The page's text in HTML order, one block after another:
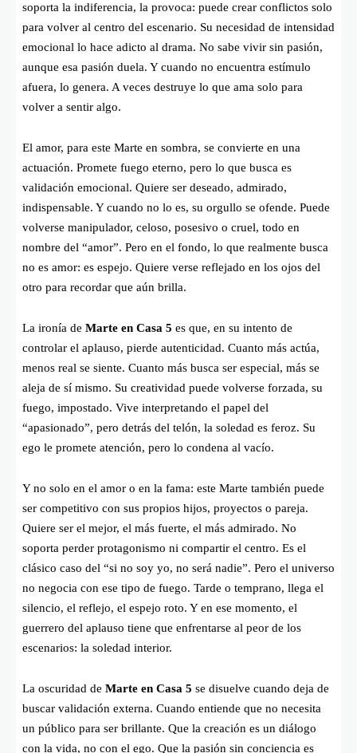
soporta la indiferencia, la provoca: puede crear conflictos solo
para volver al centro del escenario. Su necesidad de intensidad
emocional lo hace adicto al drama. No sabe vivir sin pasión,
aunque esa pasión duela. Y cuando no encuentra estímulo
afuera, lo genera. A veces destruye lo que ama solo para
volver a sentir algo.
El amor, para este Marte en sombra, se convierte en una
actuación. Promete fuego eterno, pero lo que busca es
validación emocional. Quiere ser deseado, admirado,
indispensable. Y cuando no lo es, su orgullo se ofende. Puede
volverse manipulador, celoso, posesivo o cruel, todo en
nombre del “amor”. Pero en el fondo, lo que realmente busca
no es amor: es espejo. Quiere verse reflejado en los ojos del
otro para recordar que aún brilla.
La ironía de Marte en Casa 5 es que, en su intento de
controlar el aplauso, pierde autenticidad. Cuanto más actúa,
menos real se siente. Cuanto más busca ser especial, más se
aleja de sí mismo. Su creatividad puede volverse forzada, su
fuego, impostado. Vive interpretando el papel del
“apasionado”, pero detrás del telón, la soledad es feroz. Su
ego le promete atención, pero lo condena al vacío.
Y no solo en el amor o en la fama: este Marte también puede
ser competitivo con sus propios hijos, proyectos o pareja.
Quiere ser el mejor, el más fuerte, el más admirado. No
soporta perder protagonismo ni compartir el centro. Es el
clásico caso del “si no soy yo, no será nadie”. Pero el universo
no negocia con ese tipo de fuego. Tarde o temprano, llega el
silencio, el reflejo, el espejo roto. Y en ese momento, el
guerrero del aplauso tiene que enfrentarse al peor de los
escenarios: la soledad interior.
La oscuridad de Marte en Casa 5 se disuelve cuando deja de
buscar validación externa. Cuando entiende que no necesita
un público para ser brillante. Que la creación es un diálogo
con la vida, no con el ego. Que la pasión sin conciencia es